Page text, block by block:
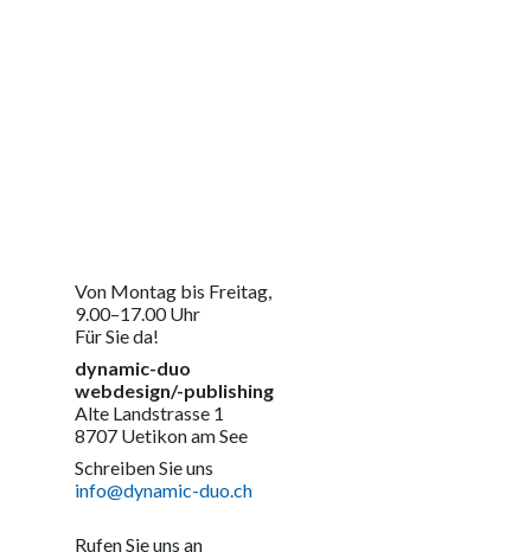
Von Montag bis Freitag,
9.00–17.00 Uhr
Für Sie da!
dynamic-duo
webdesign/-publishing
Alte Landstrasse 1
8707 Uetikon am See
Schreiben Sie uns
info@dynamic-duo.ch
Rufen Sie uns an